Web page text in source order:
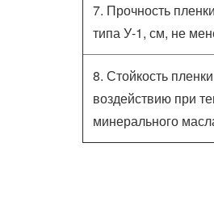
7. Прочность
типа У-1, см, не
8. Стойкость
воздействию при
минерального